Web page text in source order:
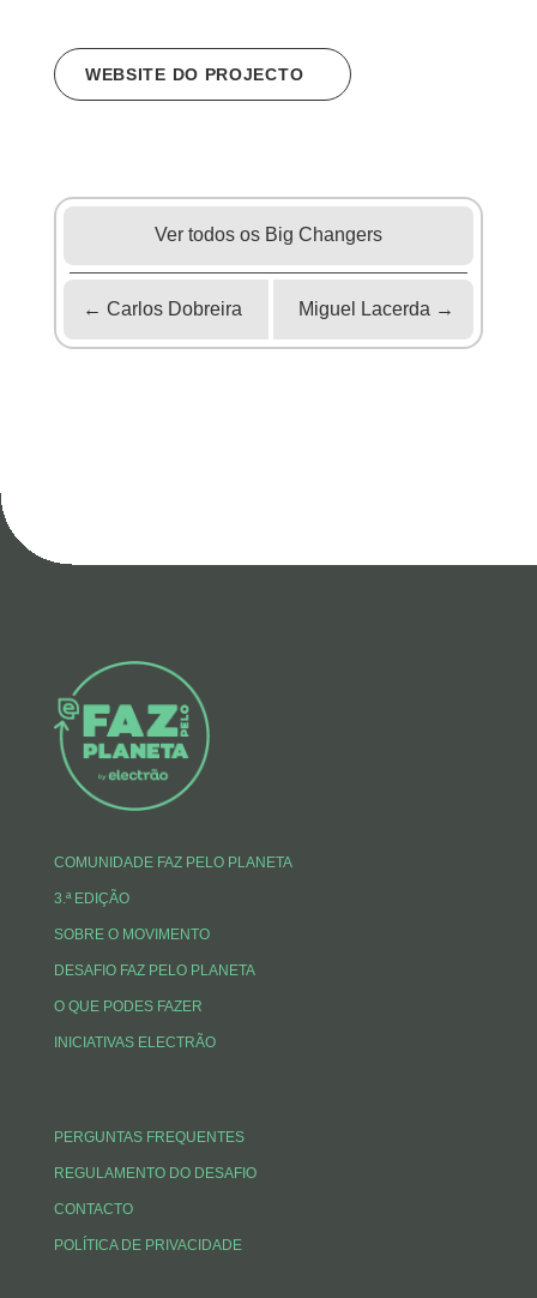
WEBSITE DO PROJECTO
Ver todos os Big Changers
← Carlos Dobreira Miguel Lacerda →
COMUNIDADE FAZ PELO PLANETA
3.ª EDIÇÃO
SOBRE O MOVIMENTO
DESAFIO FAZ PELO PLANETA
O QUE PODES FAZER
INICIATIVAS ELECTRÃO
PERGUNTAS FREQUENTES
REGULAMENTO DO DESAFIO
CONTACTO
POLÍTICA DE PRIVACIDADE